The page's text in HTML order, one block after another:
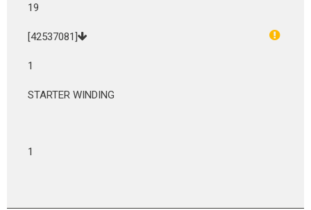
19
[42537081]
1
STARTER WINDING
1